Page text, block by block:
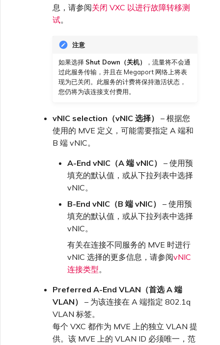
息，请参阅关闭 VXC 以进行故障转移测
试。
注意
如果选择 Shut Down（关机）
，流量将不会通
过此服务传输，并且在 Megaport 网络上将表
现为已关闭。此服务的计费将保持激活状态，
您仍将为该连接支付费用。
vNIC selection（vNIC 选择）
– 根据您
使用的 MVE 定义，可能需要指定 A 端和
B 端 vNIC。
A-End vNIC（A 端 vNIC）
– 使用预
填充的默认值，或从下拉列表中选择
vNIC。
B-End vNIC（B 端 vNIC）
– 使用预
填充的默认值，或从下拉列表中选择
vNIC。
有关在连接不同服务的 MVE 时进行
vNIC 选择的更多信息，请参阅vNIC
连接类型。
Preferred A-End VLAN（首选 A 端
VLAN）
– 为该连接在 A 端指定 802.1q
VLAN 标签。
每个 VXC 都作为 MVE 上的独立 VLAN 提
供。该 MVE 上的 VLAN ID 必须唯一，范